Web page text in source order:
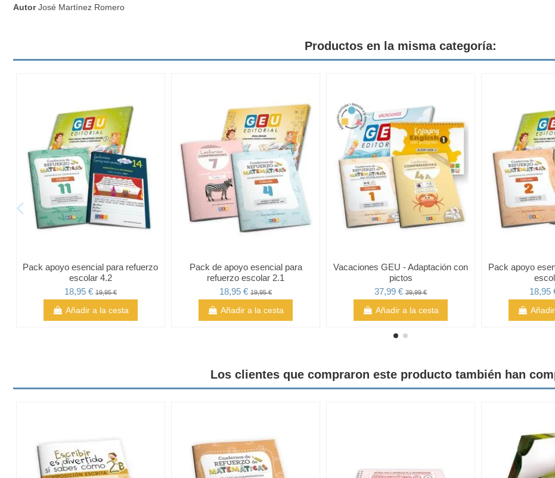
Autor José Martínez Romero
Productos en la misma categoría:
Pack apoyo esencial para refuerzo
escolar 4.2
18,95 € 19,95 €
Añadir a la cesta
Pack de apoyo esencial para
refuerzo escolar 2.1
18,95 € 19,95 €
Añadir a la cesta
Vacaciones GEU - Adaptación con
pictos
37,99 €39,99 €
Añadir a la cesta
Pack apoyo
18,95
Los clientes que compraron este producto también han